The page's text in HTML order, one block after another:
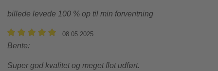
billede levede 100 % op til min forventning
08.05.2025
Bente:
Super god kvalitet og meget flot udført.